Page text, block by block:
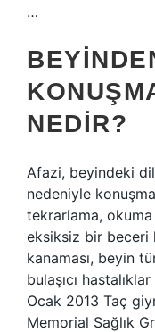
…
NEDIR?
Afazi, beyindeki
nedeniyle
tekrarlama,
eksiksiz bir beceri
kanaması, beyin
bulaşıcı
Ocak 2013 Taç
Memorial Sağlık